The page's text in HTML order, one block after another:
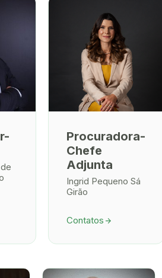
Procuradora-
Chefe
Adjunta
Ingrid Pequeno Sá
Girão
Contatos arrow_forward